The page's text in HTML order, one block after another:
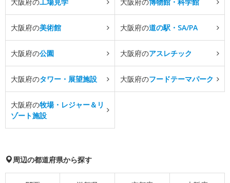
大阪府の工場見学 大阪府の博物館・科学館
大阪府の美術館 大阪府の道の駅・SA/PA
大阪府の公園 大阪府のアスレチック
大阪府のタワー・展望施設 大阪府のフードテーマパーク
大阪府の牧場・レジャー＆リ
ゾート施設
周辺の都道府県から探す